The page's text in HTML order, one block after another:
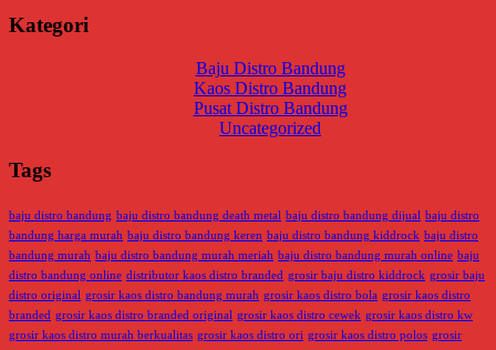
Kategori
Baju Distro Bandung
Kaos Distro Bandung
Pusat Distro Bandung
Uncategorized
Tags
baju distro bandung baju distro bandung death metal baju distro bandung dijual baju distro
bandung harga murah baju distro bandung keren baju distro bandung kiddrock baju distro
bandung murah baju distro bandung murah meriah baju distro bandung murah online baju
distro bandung online distributor kaos distro branded grosir baju distro kiddrock grosir baju
distro original grosir kaos distro bandung murah grosir kaos distro bola grosir kaos distro
branded grosir kaos distro branded original grosir kaos distro cewek grosir kaos distro kw
grosir kaos distro murah berkualitas grosir kaos distro ori grosir kaos distro polos grosir